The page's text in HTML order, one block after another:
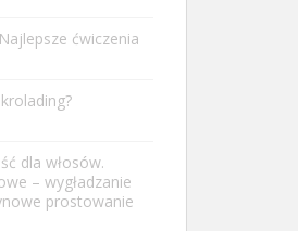
ćwiczenia
dla włosów.
– wygładzanie
prostowanie